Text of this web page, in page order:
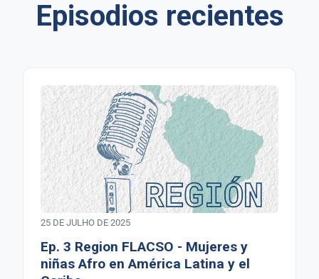
Episodios recientes
25 DE JULHO DE 2025
Ep. 3 Region FLACSO - Mujeres y
niñas Afro en América Latina y el